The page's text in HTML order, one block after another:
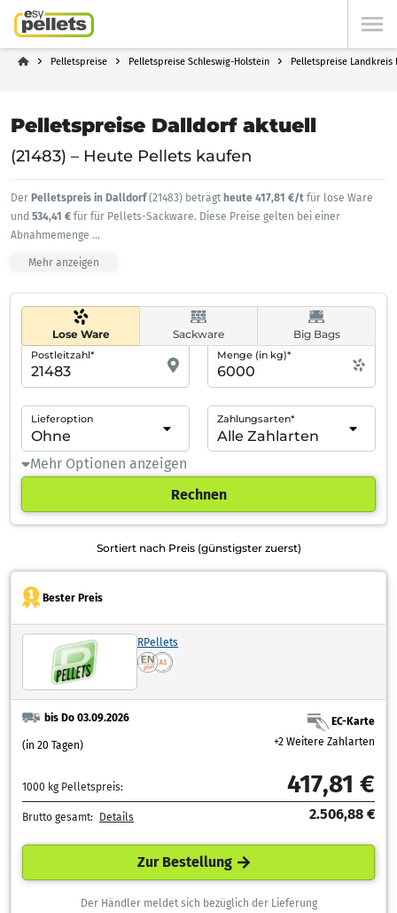
Pelletspreise Pelletspreise Schleswig-Holstein Pelletspreise Landkreis
Pelletspreise Dalldorf aktuell
(21483) – Heute Pellets kaufen
Der Pelletspreis in Dalldorf(21483) beträgt heute 417,81 €/t für lose Ware
und 534,41 € für für Pellets-Sackware. Diese Preise gelten bei einer
Abnahmemenge ...
Mehr anzeigen
Lose Ware Sackware Big Bags
Postleitzahl* Menge (in kg)*
Lieferoption Zahlungsarten*
Mehr Optionen anzeigen
Rechnen
Sortiert nach Preis (günstigster zuerst)
Bester Preis
RPellets
bis Do 03.09.2026
(in 20 Tagen)
EC-Karte
+2 Weitere Zahlarten
1000 kg Pelletspreis: 417,81 €
Brutto gesamt: Details 2.506,88 €
Zur Bestellung
Der Händler meldet sich bezüglich der Lieferung